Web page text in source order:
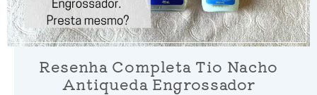
Resenha Completa Tio Nacho
Antiqueda Engrossador